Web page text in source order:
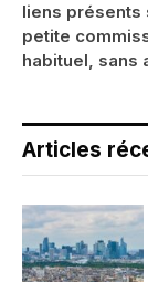
liens présents
petite
habituel, sans
Articles